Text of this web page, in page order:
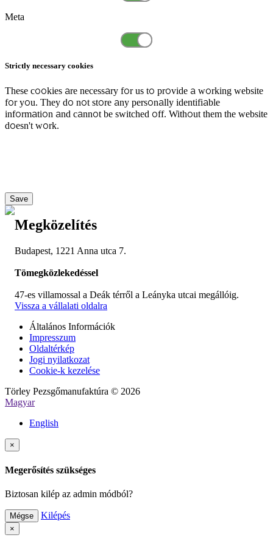
Meta
Strictly necessary cookies
These cookies are necessary for us to provide a working website
for you. They do not store any personally identifiable
information and cannot be switched off. Without them the website
doesn't work.
Save
Megközelítés
Budapest, 1221 Anna utca 7.
Tömegközlekedéssel
47-es villamossal a Deák térről a Leányka utcai megállóig.
Vissza a vállalati oldalra
Általános Információk
Impresszum
Oldaltérkép
Jogi nyilatkozat
Cookie-k kezelése
Törley Pezsgőmanufaktúra © 2026
Magyar
English
×
Megerősítés szükséges
Biztosan kilép az admin módból?
Mégse Kilépés
×